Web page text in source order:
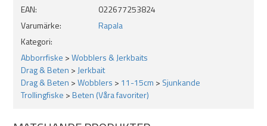
EAN:
022677253824
Varumärke:
Rapala
Kategori:
Abborrfiske >Wobblers & Jerkbaits
Drag & Beten >Jerkbait
Drag & Beten >Wobblers > 11-15cm > Sjunkande
Trollingfiske >Beten (Våra favoriter)